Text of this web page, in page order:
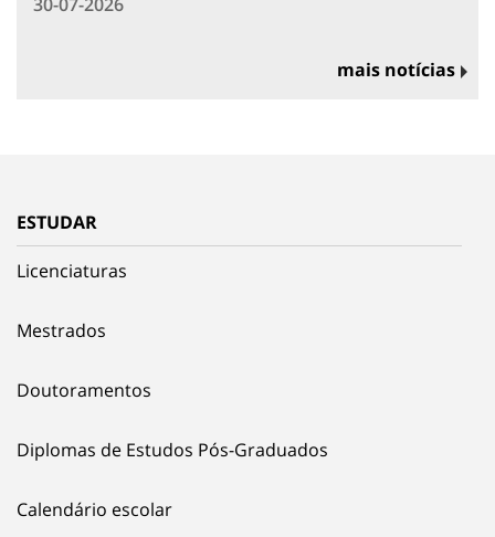
mais notícias
ESTUDAR
Licenciaturas
Mestrados
Doutoramentos
Diplomas de Estudos Pós-Graduados
Calendário escolar